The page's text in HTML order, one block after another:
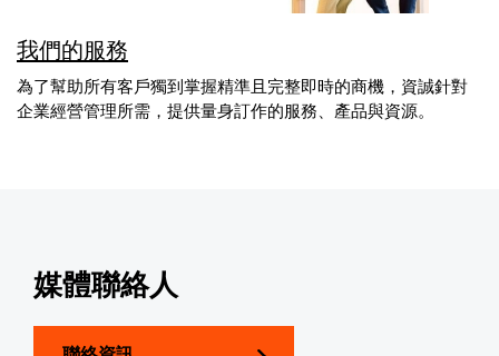
我們的服務
為了幫助所有客戶獨到掌握精準且完整即時的商機，資誠針對
企業經營管理所需，提供量身訂作的服務、產品與資源。
媒體聯絡人